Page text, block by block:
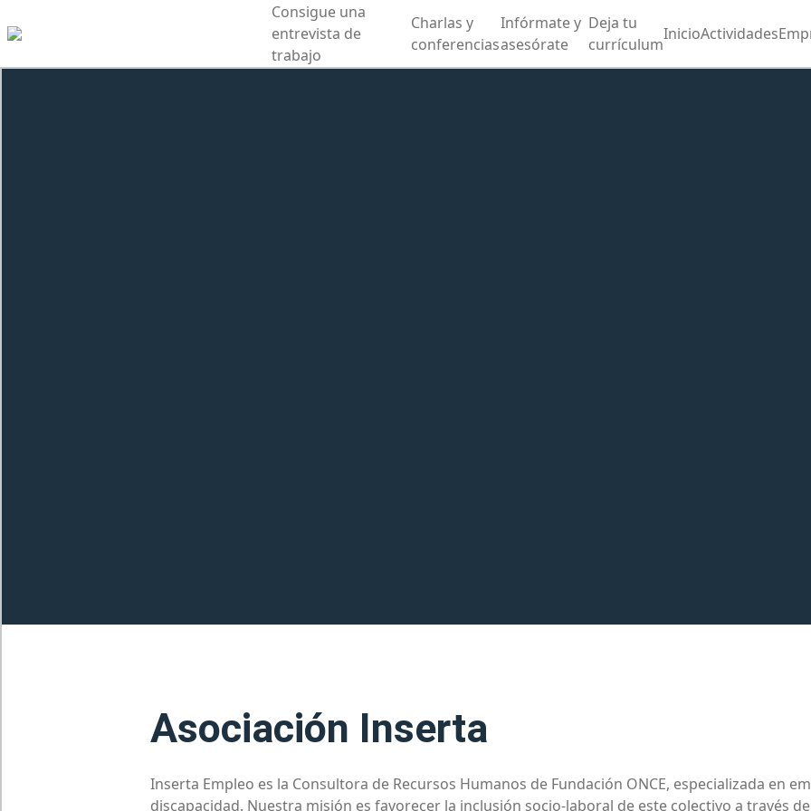
Consigue una
entrevista de
trabajo
Charlas y
conferencias
Infórmate y
asesórate
Deja tu
currículum
InicioActividades
Asociación Inserta
Inserta Empleo es la Consultora de Recursos Humanos de Fundación ONCE, especializada en
discapacidad. Nuestra misión es favorecer la inclusión socio-laboral de este colectivo a través